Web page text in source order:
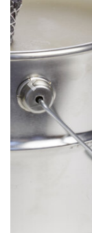
Vorige